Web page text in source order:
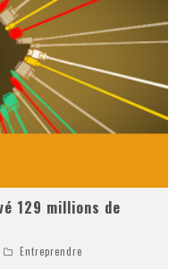
129 millions de
Entreprendre